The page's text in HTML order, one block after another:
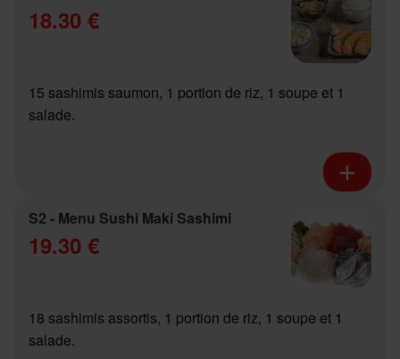
18.30 €
15 sashimis saumon, 1 portion de riz, 1 soupe et 1
salade.
S2 - Menu Sushi Maki Sashimi
19.30 €
18 sashimis assortis, 1 portion de riz, 1 soupe et 1
salade.